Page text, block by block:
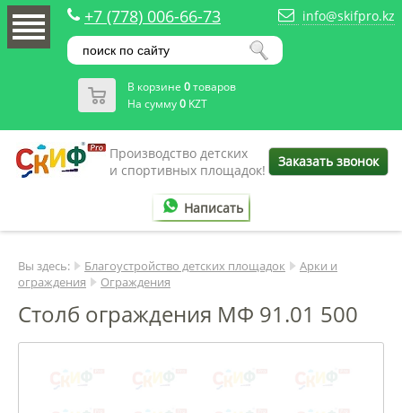
+7 (778) 006-66-73 info@skifpro.kz
В корзине 0товаров
На сумму0 KZT
Производство детских
и спортивных площадок!
Заказать звонок
Написать
Вы здесь: Благоустройство детских площадок
Арки и
ограждения
Ограждения
Столб ограждения МФ 91.01 500